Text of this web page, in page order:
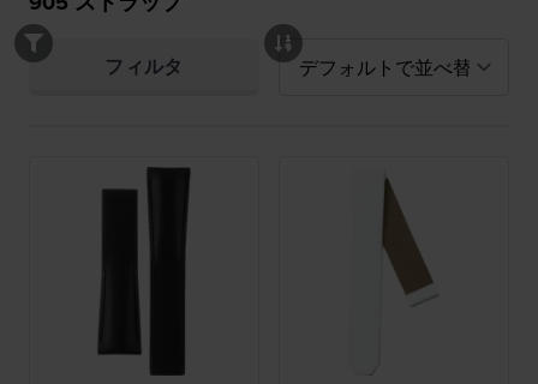
フィルタ